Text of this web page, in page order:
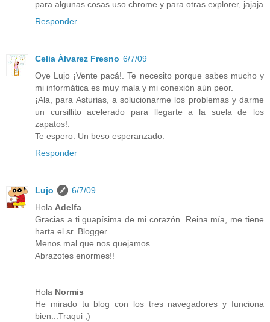
para algunas cosas uso chrome y para otras explorer, jajaja
Responder
Celia Álvarez Fresno 6/7/09
Oye Lujo ¡Vente pacá!. Te necesito porque sabes mucho y
mi informática es muy mala y mi conexión aún peor.
¡Ala, para Asturias, a solucionarme los problemas y darme
un cursillito acelerado para llegarte a la suela de los
zapatos!.
Te espero. Un beso esperanzado.
Responder
Lujo
6/7/09
Hola Adelfa
Gracias a ti guapísima de mi corazón. Reina mía, me tiene
harta el sr. Blogger.
Menos mal que nos quejamos.
Abrazotes enormes!!
Hola Normis
He mirado tu blog con los tres navegadores y funciona
bien...Traqui ;)